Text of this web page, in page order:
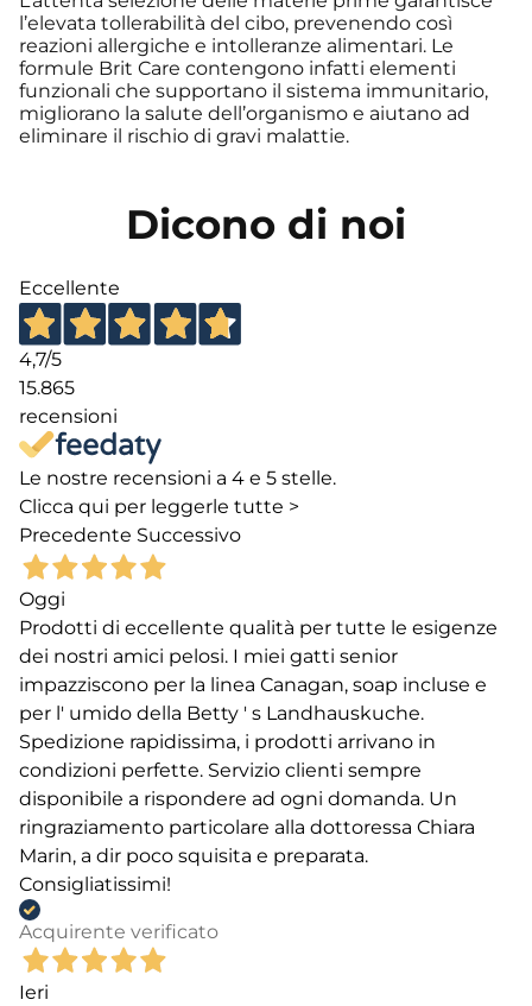
l’elevata tollerabilità del cibo, prevenendo così
reazioni allergiche e intolleranze alimentari. Le
formule Brit Care contengono infatti elementi
funzionali che supportano il sistema immunitario,
migliorano la salute dell’organismo e aiutano ad
eliminare il rischio di gravi malattie.
Dicono di noi
Eccellente
4,7/5
15.865
recensioni
Le nostre recensioni a 4 e 5 stelle.
Clicca qui per leggerle tutte >
Precedente Successivo
Oggi
Prodotti di eccellente qualità per tutte le esigenze
dei nostri amici pelosi. I miei gatti senior
impazziscono per la linea Canagan, soap incluse e
per l' umido della Betty ' s Landhauskuche.
Spedizione rapidissima, i prodotti arrivano in
condizioni perfette. Servizio clienti sempre
disponibile a rispondere ad ogni domanda. Un
ringraziamento particolare alla dottoressa Chiara
Marin, a dir poco squisita e preparata.
Consigliatissimi!
Acquirente verificato
Ieri